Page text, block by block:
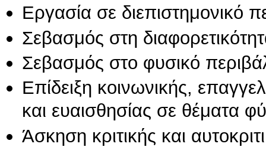
Εργασία σε διεπιστημονικό
Σεβασμός στη
Σεβασμός στο φυσικό
Επίδειξη κοινωνικής,
και ευαισθησίας σε θέματα
Άσκηση κριτικής και